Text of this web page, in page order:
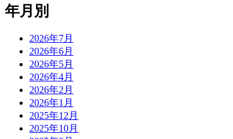
年月別
2026年7月
2026年6月
2026年5月
2026年4月
2026年2月
2026年1月
2025年12月
2025年10月